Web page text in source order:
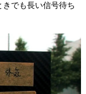
でも長い信号待ち